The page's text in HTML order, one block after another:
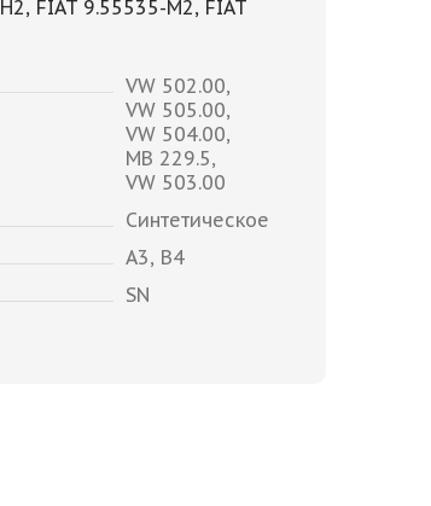
FIAT 9.55535-M2, FIAT
VW 502.00,
VW 505.00,
VW 504.00,
MB 229.5,
VW 503.00
Синтетическое
A3, B4
SN